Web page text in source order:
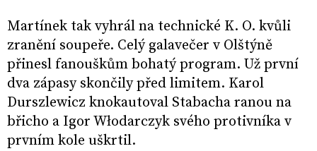
Martínek tak vyhrál na technické K. O. kvůli
zranění soupeře. Celý galavečer v Olštýně
přinesl fanouškům bohatý program. Už první
dva zápasy skončily před limitem. Karol
Durszlewicz knokautoval Stabacha ranou na
břicho a Igor Włodarczyk svého protivníka v
prvním kole uškrtil.